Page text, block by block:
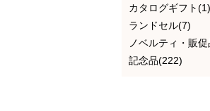
カタログギフト(1)
ランドセル(7)
ノベルティ・販
記念品(222)